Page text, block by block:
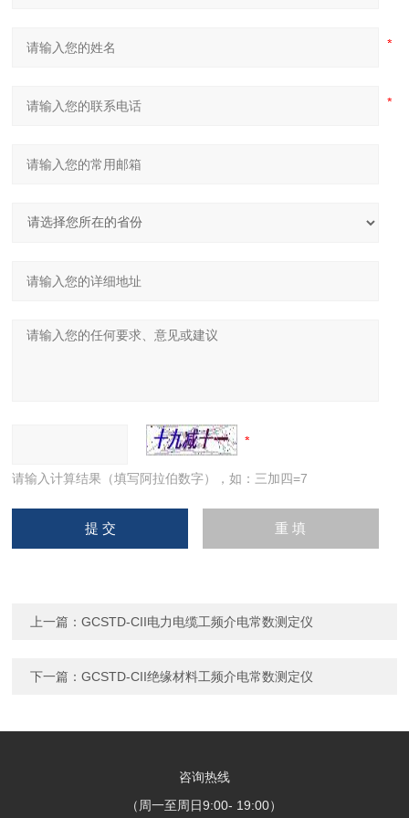
请输入计算结果（填写阿拉伯数字），如：三加四=7
上一篇：GCSTD-CII电力电缆工频介电常数测定仪
下一篇：GCSTD-CII绝缘材料工频介电常数测定仪
咨询热线
（周一至周日9:00- 19:00）